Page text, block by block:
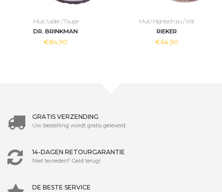
Muil / Leder / Taupe
DR. BRINKMAN
€84,90
Muil / Hightech pu / Wit
RIEKER
€64,90
GRATIS VERZENDING
Uw bestelling wordt gratis geleverd.
14-DAGEN RETOURGARANTIE
Niet tevreden? Geld terug!
DE BESTE SERVICE